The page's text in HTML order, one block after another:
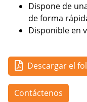
Dispone de
de forma
Disponible en
Descargar el
Contáctenos